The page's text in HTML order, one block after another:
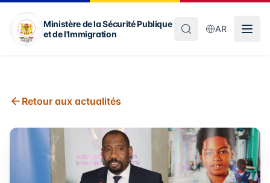
Ministère de la Sécurité Publique
et de l'Immigration
AR
Retour aux actualités